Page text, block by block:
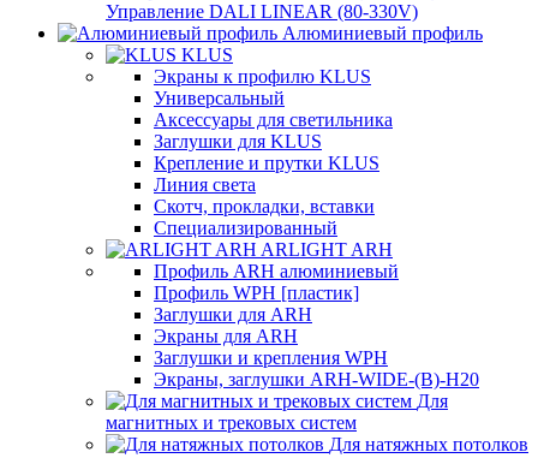
Управление DALI LINEAR (80-330V)
Алюминиевый профиль
KLUS
Экраны к профилю KLUS
Универсальный
Аксессуары для светильника
Заглушки для KLUS
Крепление и прутки KLUS
Линия света
Скотч, прокладки, вставки
Специализированный
ARLIGHT ARH
Профиль ARH алюминиевый
Профиль WPH [пластик]
Заглушки для ARH
Экраны для ARH
Заглушки и крепления WPH
Экраны, заглушки ARH-WIDE-(B)-H20
Для
магнитных и трековых систем
Для натяжных потолков